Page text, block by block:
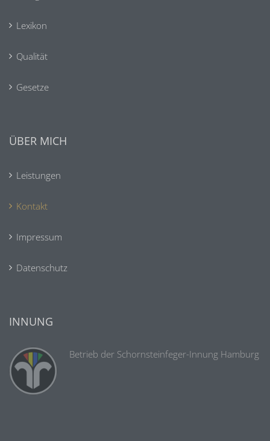
Lexikon
Qualität
Gesetze
ÜBER MICH
Leistungen
Kontakt
Impressum
Datenschutz
INNUNG
Betrieb der Schornsteinfeger-Innung Hamburg